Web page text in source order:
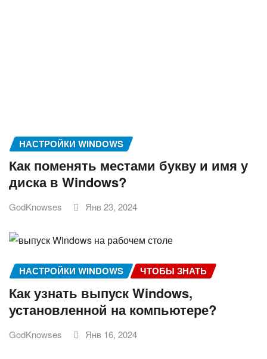
НАСТРОЙКИ WINDOWS
Как поменять местами букву и имя у
диска в Windows?
GodKnowses Янв 23, 2024
НАСТРОЙКИ WINDOWS ЧТОБЫ ЗНАТЬ
Как узнать выпуск Windows,
установленной на компьютере?
GodKnowses Янв 16, 2024